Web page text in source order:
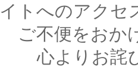
トへのアクセ
ご不便をおか
心よりお詫